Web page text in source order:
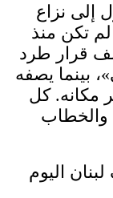
إلى نزاع
لم تكن منذ
قرار طرد
بينما يصفه
مكانه. كل
والخطاب
اليوم